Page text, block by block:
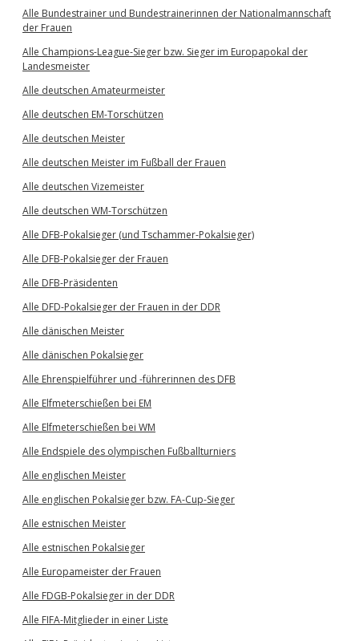
Alle Bundestrainer und Bundestrainerinnen der Nationalmannschaft
der Frauen
Alle Champions-League-Sieger bzw. Sieger im Europapokal der
Landesmeister
Alle deutschen Amateurmeister
Alle deutschen EM-Torschützen
Alle deutschen Meister
Alle deutschen Meister im Fußball der Frauen
Alle deutschen Vizemeister
Alle deutschen WM-Torschützen
Alle DFB-Pokalsieger (und Tschammer-Pokalsieger)
Alle DFB-Pokalsieger der Frauen
Alle DFB-Präsidenten
Alle DFD-Pokalsieger der Frauen in der DDR
Alle dänischen Meister
Alle dänischen Pokalsieger
Alle Ehrenspielführer und -führerinnen des DFB
Alle Elfmeterschießen bei EM
Alle Elfmeterschießen bei WM
Alle Endspiele des olympischen Fußballturniers
Alle englischen Meister
Alle englischen Pokalsieger bzw. FA-Cup-Sieger
Alle estnischen Meister
Alle estnischen Pokalsieger
Alle Europameister der Frauen
Alle FDGB-Pokalsieger in der DDR
Alle FIFA-Mitglieder in einer Liste